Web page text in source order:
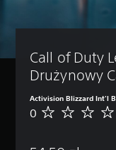
Call of Duty
Drużynowy
Activision Blizzard Int'l
B
0